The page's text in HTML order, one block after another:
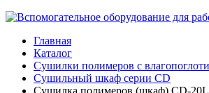
Главная
Каталог
Сушилки полимеров с
Сушильный шкаф серии CD
Сушилка полимеров (шкаф) CD-